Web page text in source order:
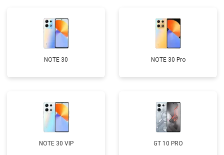
NOTE 30 NOTE 30 Pro
NOTE 30 VIP GT 10 PRO